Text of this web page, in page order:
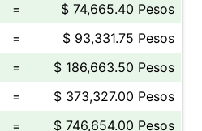
=
$ 74,665.40 Pesos
=
$ 93,331.75 Pesos
=
$ 186,663.50 Pesos
=
$ 373,327.00 Pesos
=
$ 746,654.00 Pesos